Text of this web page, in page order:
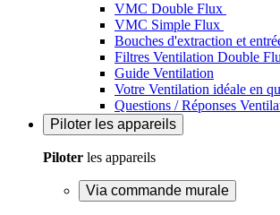
VMC Double Flux
VMC Simple Flux
Bouches d'extraction et
Filtres Ventilation Double
Guide Ventilation
Votre Ventilation idéale en
Questions / Réponses
Piloter les appareils
Piloter les appareils
Via commande murale